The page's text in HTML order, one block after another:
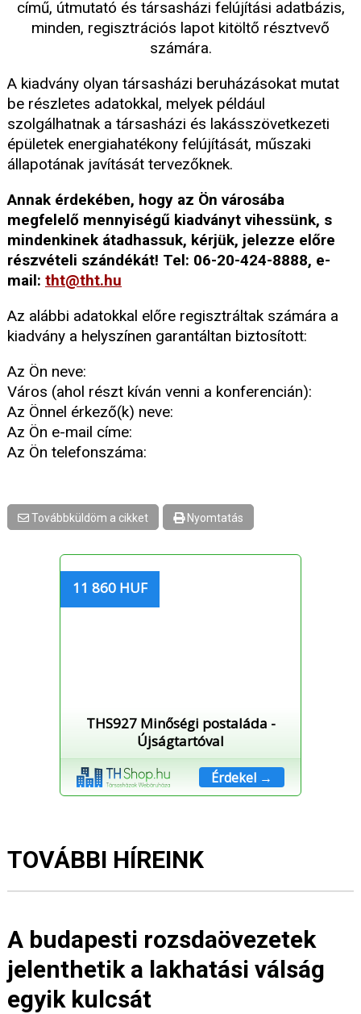
című, útmutató és társasházi felújítási adatbázis,
minden, regisztrációs lapot kitöltő résztvevő
számára.
A kiadvány olyan társasházi beruházásokat mutat
be részletes adatokkal, melyek például
szolgálhatnak a társasházi és lakásszövetkezeti
épületek energiahatékony felújítását, műszaki
állapotának javítását tervezőknek.
Annak érdekében, hogy az Ön városába
megfelelő mennyiségű kiadványt vihessünk, s
mindenkinek átadhassuk, kérjük, jelezze előre
részvételi szándékát! Tel: 06-20-424-8888, e-
mail: tht@tht.hu
Az alábbi adatokkal előre regisztráltak számára a
kiadvány a helyszínen garantáltan biztosított:
Az Ön neve:
Város (ahol részt kíván venni a konferencián):
Az Önnel érkező(k) neve:
Az Ön e-mail címe:
Az Ön telefonszáma:
Továbbküldöm a cikket Nyomtatás
11 860 HUF
THS927 Minőségi postaláda -
Újságtartóval
Érdekel →
TOVÁBBI HÍREINK
A budapesti rozsdaövezetek
jelenthetik a lakhatási válság
egyik kulcsát